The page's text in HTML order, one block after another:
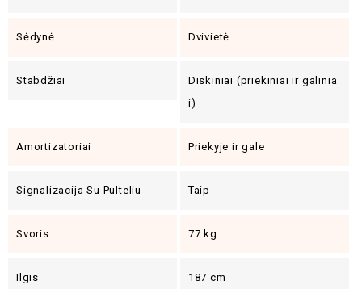
Sėdynė Dvivietė
Stabdžiai
Diskiniai (priekiniai ir galinia
i)
Amortizatoriai Priekyje ir gale
Signalizacija Su Pulteliu Taip
Svoris 77 kg
Ilgis 187 cm